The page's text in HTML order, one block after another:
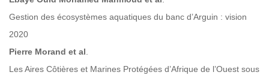
Gestion des écosystèmes aquatiques du banc d’Arguin : vision
2020
Pierre Morand et al
Les Aires Côtières et Marines Protégées d’Afrique de l’Ouest sous